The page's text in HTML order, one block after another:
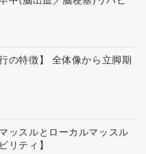
行の特徴】 全体像から立脚期
ッスルとローカルマッスル
リティ】